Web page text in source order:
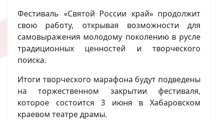
Фестиваль «Святой России край» продолжит
свою работу, открывая возможности для
самовыражения молодому поколению в русле
традиционных ценностей и творческого
поиска.
Итоги творческого марафона будут подведены
на торжественном закрытии фестиваля,
которое состоится 3 июня в Хабаровском
краевом театре драмы.